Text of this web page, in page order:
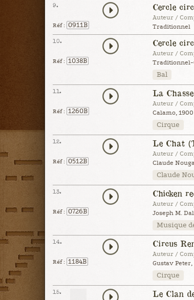
9.
Réf : 0911B
Cercle
Auteur /
Traditionnel
10.
Réf : 1038B
Cercle
Auteur /
Traditionnel-
Bal
11.
Réf : 1260B
La
Auteur /
Calamo, 1900
Cirque
12.
Réf : 0512B
Le Chat
Auteur /
Claude
Claude
13.
Réf : 0726B
Chicken
Auteur /
Joseph M.
Musique
14.
Réf : 1184B
Circus
Auteur /
Gustav Peter,
Cirque
15. Le Clan